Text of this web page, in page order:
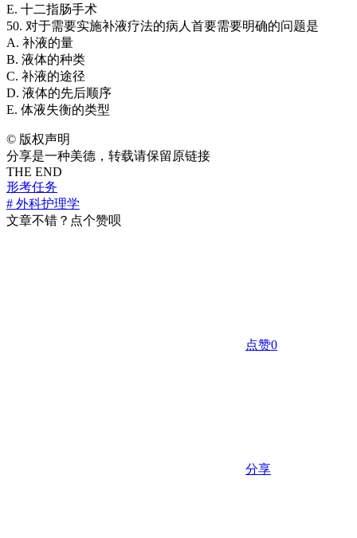
E. 十二指肠手术
50. 对于需要实施补液疗法的病人首要需要明确的问题是
A. 补液的量
B. 液体的种类
C. 补液的途径
D. 液体的先后顺序
E. 体液失衡的类型
© 版权声明
分享是一种美德，转载请保留原链接
THE END
形考任务
# 外科护理学
文章不错？点个赞呗
点赞0
分享